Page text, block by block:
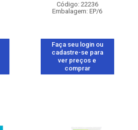
Código: 22236
Embalagem: EP/6
Faça seu login ou
cadastre-se para
ver preços e
comprar